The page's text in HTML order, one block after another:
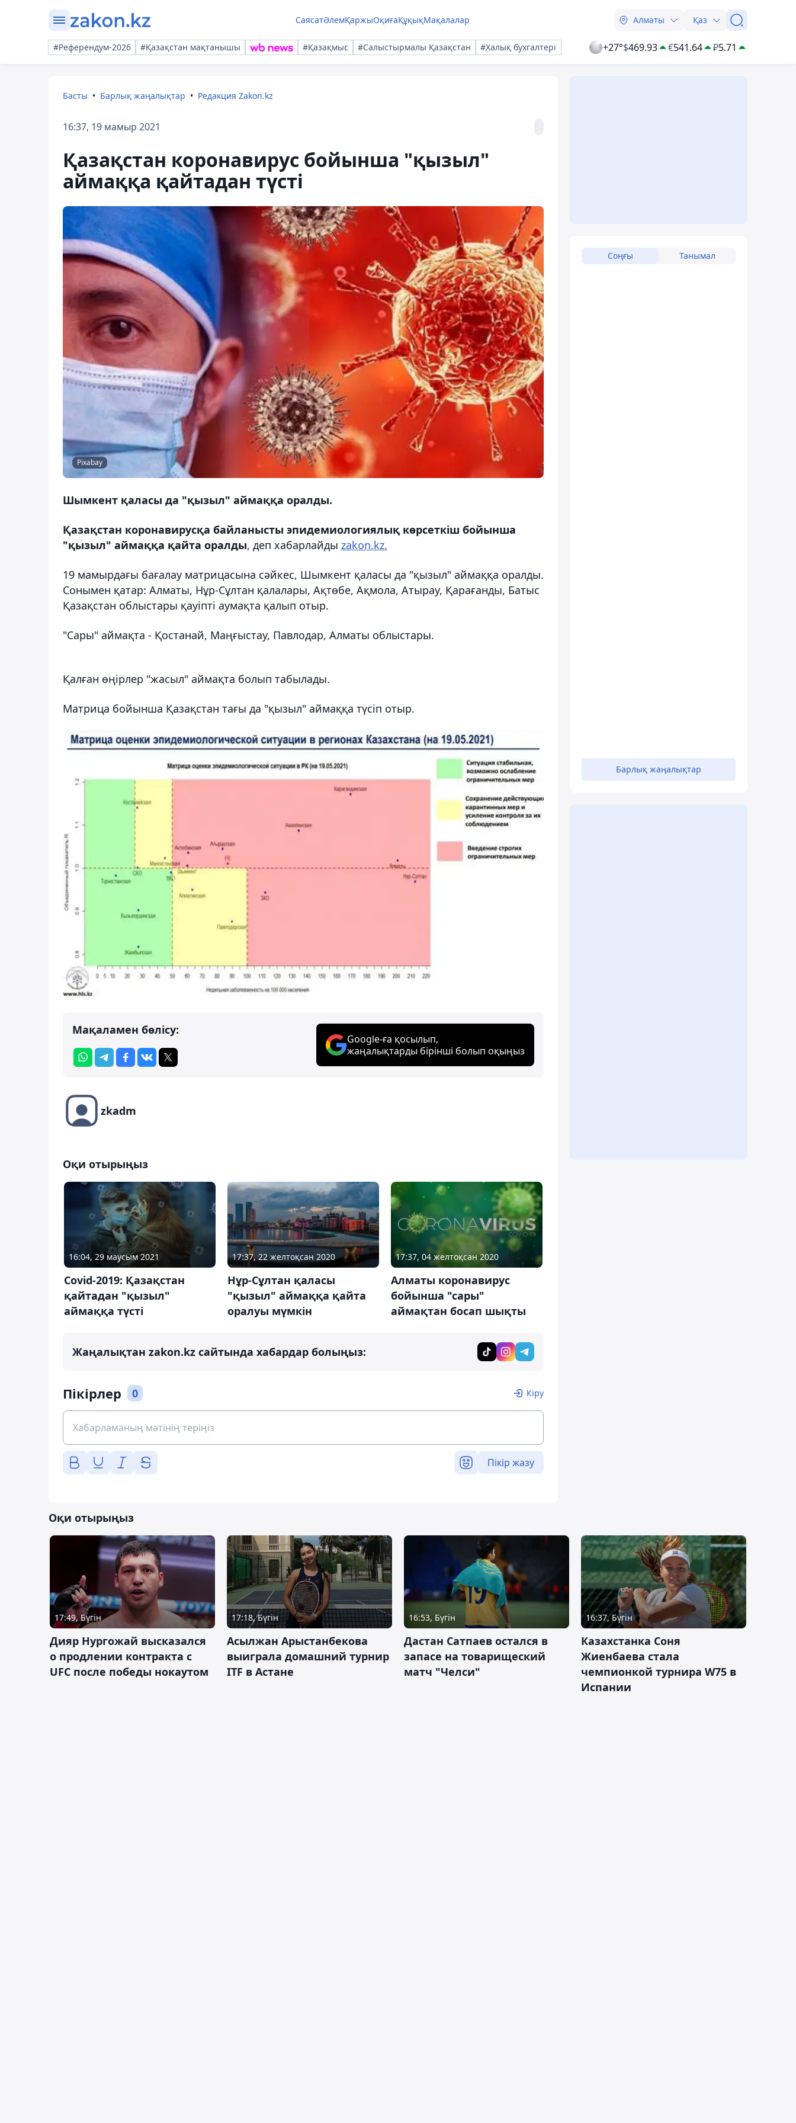
СаясатӘлемҚаржыОқиғаҚұқықМақалалар Алматы Қаз
#Референдум-2026 #Қазақстан мақтанышы #Қазақмыс #Салыстырмалы Қазақстан #Халық бухгалтері +27°$469.93 €541.64 ₽5.71
Басты Барлық жаңалықтар Редакция Zakon.kz
16:37, 19 мамыр 2021
Қазақстан коронавирус бойынша "қызыл"
аймаққа қайтадан түсті
Pixabay
Шымкент қаласы да "қызыл" аймаққа оралды.
Қазақстан коронавирусқа байланысты эпидемиологиялық көрсеткіш бойынша
"қызыл" аймаққа қайта оралды, деп хабарлайды zakon.kz.
19 мамырдағы бағалау матрицасына сәйкес, Шымкент қаласы да "қызыл" аймаққа оралды.
Сонымен қатар: Алматы, Нұр-Сұлтан қалалары, Ақтөбе, Ақмола, Атырау, Қарағанды, Батыс
Қазақстан ​​облыстары қауіпті аумақта қалып отыр.
"Сары" аймақта - Қостанай, Маңғыстау, Павлодар, Алматы облыстары.
Қалған өңірлер "жасыл" аймақта болып табылады.
Матрица бойынша Қазақстан тағы да "қызыл" аймаққа түсіп отыр.
Мақаламен бөлісу:
Google-ға қосылып,
жаңалықтарды бірінші болып оқыңыз
zkadm
Оқи отырыңыз
16:04, 29 маусым 2021
Covid-2019: Қазақстан
қайтадан "қызыл"
аймаққа түсті
17:37, 22 желтоқсан 2020
Нұр-Сұлтан қаласы
"қызыл" аймаққа қайта
оралуы мүмкін
17:37, 04 желтоқсан 2020
Алматы коронавирус
бойынша "сары"
аймақтан босап шықты
Жаңалықтан zakon.kz сайтында хабардар болыңыз:
Пікірлер 0 Кіру
Пікір жазу
Соңғы Танымал
Барлық жаңалықтар
Оқи отырыңыз
17:49, Бүгін
Дияр Нургожай высказался
о продлении контракта с
UFC после победы нокаутом
17:18, Бүгін
Асылжан Арыстанбекова
выиграла домашний турнир
ITF в Астане
16:53, Бүгін
Дастан Сатпаев остался в
запасе на товарищеский
матч "Челси"
16:37, Бүгін
Казахстанка Соня
Жиенбаева стала
чемпионкой турнира W75 в
Испании